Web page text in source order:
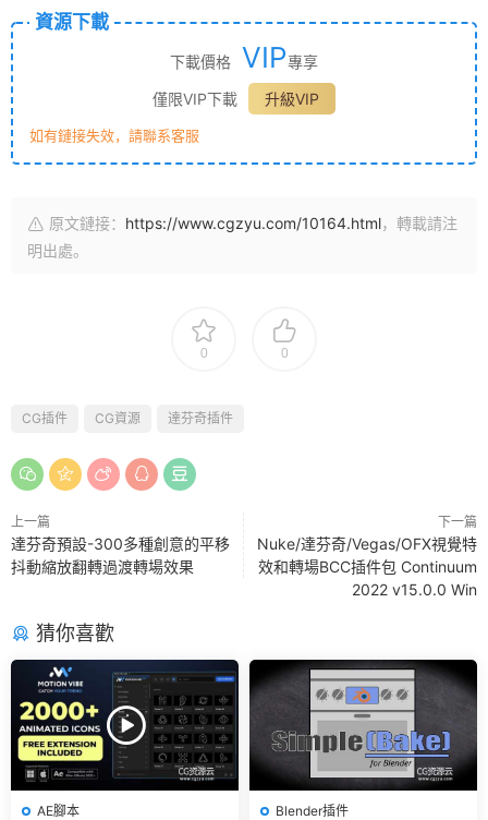
資源下載
下載價格 VIP專享
僅限VIP下載
升級VIP
如有鏈接失效，請聯系客服
原文鏈接： https://www.cgzyu.com/10164.html，轉載請注
明出處。
0 0
CG插件 CG資源 達芬奇插件
上一篇
達芬奇預設-300多種創意的平移
抖動縮放翻轉過渡轉場效果
下一篇
Nuke/達芬奇/Vegas/OFX視覺特
效和轉場BCC插件包 Continuum
2022 v15.0.0 Win
猜你喜歡
AE腳本 Blender插件